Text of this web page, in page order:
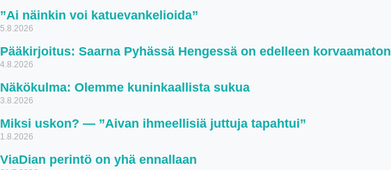
”Ai näinkin voi katuevankelioida”
5.8.2026
Pääkirjoitus: Saarna Pyhässä Hengessä on edelleen korvaamaton
4.8.2026
Näkökulma: Olemme kuninkaallista sukua
3.8.2026
Miksi uskon? — ”Aivan ihmeellisiä juttuja tapahtui”
1.8.2026
ViaDian perintö on yhä ennallaan